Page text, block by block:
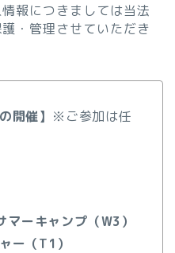
報につきましては当法
・管理させていただき
開催】 ※ご参加は任
ーキャンプ（W3）
ー（T1）